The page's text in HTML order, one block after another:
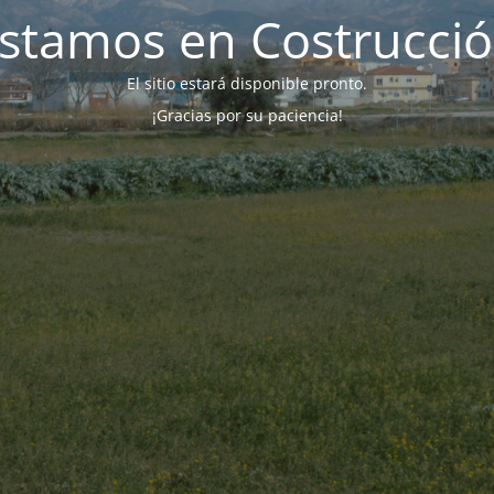
en
El sitio estará disponible pronto.
¡Gracias por su paciencia!